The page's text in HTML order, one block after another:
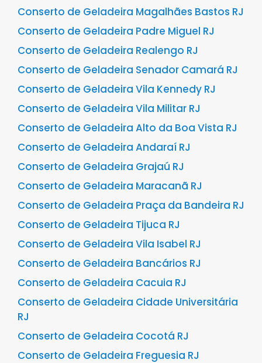
Conserto de Geladeira Magalhães Bastos RJ
Conserto de Geladeira Padre Miguel RJ
Conserto de Geladeira Realengo RJ
Conserto de Geladeira Senador Camará RJ
Conserto de Geladeira Vila Kennedy RJ
Conserto de Geladeira Vila Militar RJ
Conserto de Geladeira Alto da Boa Vista RJ
Conserto de Geladeira Andaraí RJ
Conserto de Geladeira Grajaú RJ
Conserto de Geladeira Maracanã RJ
Conserto de Geladeira Praça da Bandeira RJ
Conserto de Geladeira Tijuca RJ
Conserto de Geladeira Vila Isabel RJ
Conserto de Geladeira Bancários RJ
Conserto de Geladeira Cacuia RJ
Conserto de Geladeira Cidade Universitária
RJ
Conserto de Geladeira Cocotá RJ
Conserto de Geladeira Freguesia RJ